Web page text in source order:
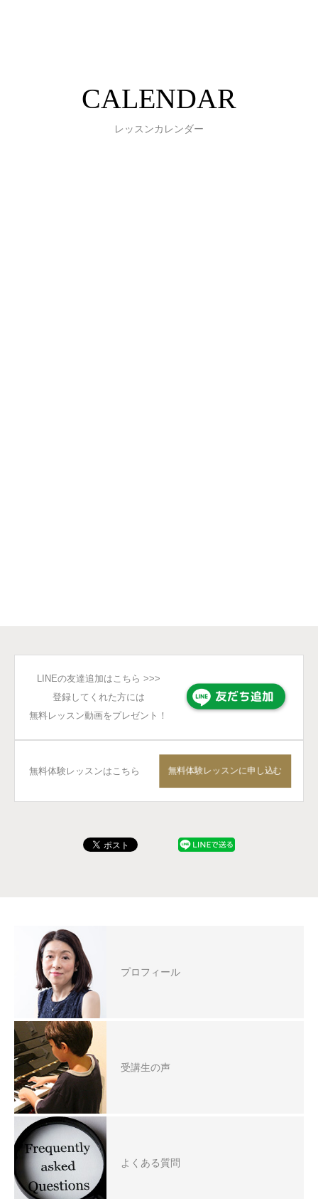
CALENDAR
レッスンカレンダー
LINEの友達追加はこちら >>>
登録してくれた方には
無料レッスン動画をプレゼント！
無料体験レッスンはこちら 無料体験レッスンに申し込む
プロフィール
受講生の声
よくある質問